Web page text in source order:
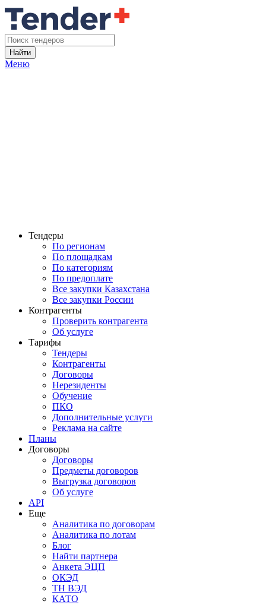
Найти
Меню
Тендеры
По регионам
По площадкам
По категориям
По предоплате
Все закупки Казахстана
Все закупки России
Контрагенты
Проверить контрагента
Об услуге
Тарифы
Тендеры
Контрагенты
Договоры
Нерезиденты
Обучение
ПКО
Дополнительные услуги
Реклама на сайте
Планы
Договоры
Договоры
Предметы договоров
Выгрузка договоров
Об услуге
API
Еще
Аналитика по договорам
Аналитика по лотам
Блог
Найти партнера
Анкета ЭЦП
ОКЭД
ТН ВЭД
КАТО